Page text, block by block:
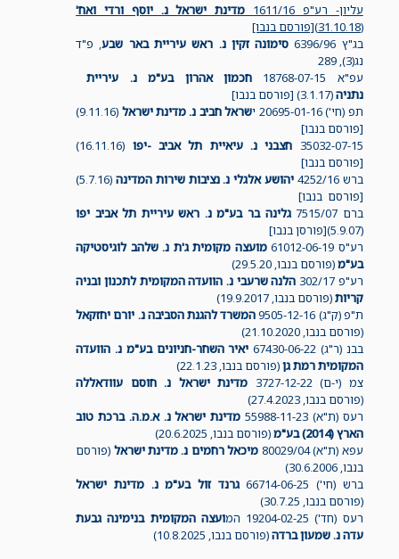
עליון- רע"פ 1611/16
מדינת ישראל נ. יוסף ורדי ואח'
(31.10.18)[פורסם בנבו]
בג"ץ 6396/96
סימונה זקין נ. ראש עיריית באר שבע, פ"ד
נג(3), 289
עפ"א 18768-07-15
חכמון אהרון בע"מ נ. עיריית
נתניה(3.1.17) [פורסם בנבו]
תפ (חי') 20695-01-16 י
שראל חביב נ. מדינת ישראל
(9.11.16)
[פורסם בנבו]
35032-07-15 חצבני נ. עיאיית תל אביב -יפו
(16.11.16)
[פורסם בנבו]
ברש 4252/16
יהושע אלגלי נ. נציבות שירות המדינה
(5.7.16)
[פורסם בנבו]
ברם 7515/07
גלינה בר בע"מ נ. ראש עיריית תל אביב יפו
(5.9.07)[פורסן בנבו]
רע"ס 61012-06-19
מועצה מקומית ג'ת נ. שלהב לוגיסטיקה
בע"מ(פורסם בנבו, 29.5.20)
רע"פ 302/17
הלנה שרעבי נ. הוועדה המקומית לתכנון ובניה
קריות(פורסם בנבו, 19.9.2017)
ת"פ (ק"ג) 9505-12-16
המשרד להגנת הסביבה נ. יורם יחזקאל
(פורסם בנבו, 21.10.2020)
בבנ (ר"ג) 67430-06-22
יאיר השחר-חניונים בע"מ נ. הוועדה
המקומית רמת גן(פורסם בנבו, 22.1.23)
צמ (י-ם) 3727-12-22
מדינת ישראל נ. חוסם עוודאללה
(פורסם בנבו, 27.4.2023)
רעס (ת"א) 55988-11-23
מדינת ישראל נ. א.מ.ה. ברכת טוב
הארץ (2014) בע"מ
(פורסם בנבו, 20.6.2025)
עפא (ת"א) 80029/04
מיכאל רחמים נ. מדינת ישראל (פורסם
בנבו, 30.6.2006)
ברש (חי') 66714-06-25
גרנד זול בע"מ נ. מדינת ישראל
(פורסם בנבו, 30.7.25)
רעס (חד') 19204-02-25 המ
ועצה המקומית בנימינה גבעת
עדה נ. שמעון ברדה(פורסם בנבו, 10.8.2025)